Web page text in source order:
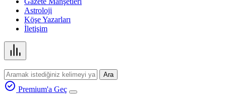
Astroloji
Köşe Yazarları
İletişim
Ara
Premium'a Geç